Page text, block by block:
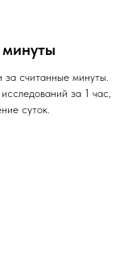
минуты
за считанные минуты.
за 1 час,
суток.